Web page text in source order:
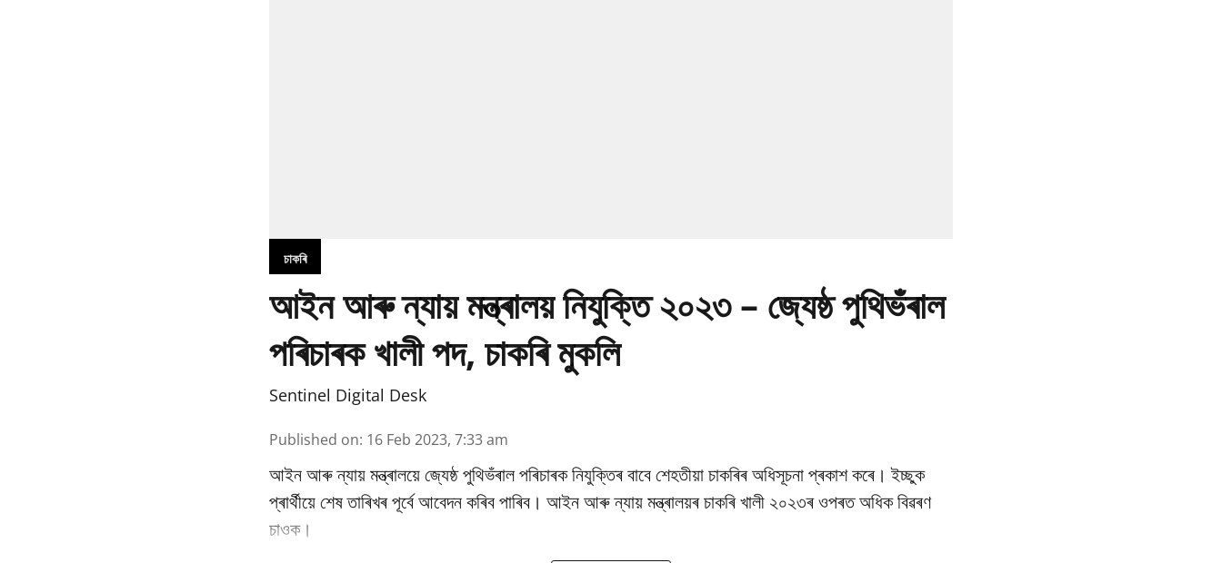
চাকৰি
আইন আৰু ন্যায় মন্ত্ৰালয় নিযুক্তি ২০২৩ – জ্যেষ্ঠ পুথিভঁৰাল
পৰিচাৰক খালী পদ, চাকৰি মুকলি
Sentinel Digital Desk
Published on: 16 Feb 2023, 7:33 am
আইন আৰু ন্যায় মন্ত্ৰালয়ে জ্যেষ্ঠ পুথিভঁৰাল পৰিচাৰক নিযুক্তিৰ বাবে শেহতীয়া চাকৰিৰ অধিসূচনা প্ৰকাশ কৰে। ইচ্ছুক
প্ৰাৰ্থীয়ে শেষ তাৰিখৰ পূৰ্বে আবেদন কৰিব পাৰিব। আইন আৰু ন্যায় মন্ত্ৰালয়ৰ চাকৰি খালী ২০২৩ৰ ওপৰত অধিক বিৱৰণ
চাওক।